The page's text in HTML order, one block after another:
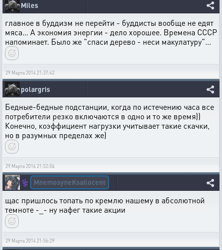
Miles
главное в буддизм не перейти - буддисты вообще не едят
мяса... А экономия энергии - дело хорошее. Времена СССР
напоминает. Было же "спаси дерево - неси макулатуру"...
29 Марта 2014 21:37:42
polargris
Бедные-бедные подстанции, когда по истечению часа все
потребители резко включаются в одно и то же время))
Конечно, коэффициент нагрузки учитывает такие скачки,
но в разумных пределах же)
29 Марта 2014 21:52:04
⚕️ MnemosyneKsailocent
щас пришлось топать по кремлю нашему в абсолютной
темноте -_- ну нафег такие акции
29 Марта 2014 21:56:29